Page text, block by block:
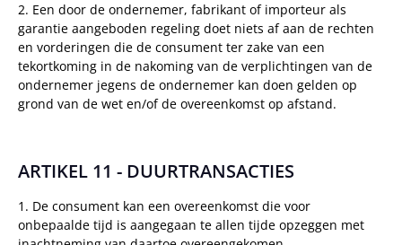
2. Een door de ondernemer, fabrikant of importeur als
garantie aangeboden regeling doet niets af aan de rechten
en vorderingen die de consument ter zake van een
tekortkoming in de nakoming van de verplichtingen van de
ondernemer jegens de ondernemer kan doen gelden op
grond van de wet en/of de overeenkomst op afstand.
ARTIKEL 11 - DUURTRANSACTIES
1. De consument kan een overeenkomst die voor
onbepaalde tijd is aangegaan te allen tijde opzeggen met